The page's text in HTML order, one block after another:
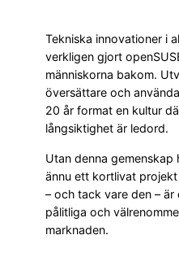
Tekniska innovationer i
verkligen gjort
människorna bakom.
översättare och
20 år format en kultur
långsiktighet är ledord.
Utan denna gemenskap
ännu ett kortlivat
– och tack vare den –
pålitliga och
marknaden.